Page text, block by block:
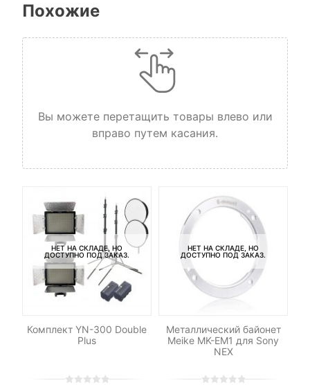
Похожие
Вы можете перетащить товары влево или
вправо путем касания.
НЕТ НА СКЛАДЕ, НО
ДОСТУПНО ПОД ЗАКАЗ.
Комплект YN-300 Double
Plus
НЕТ НА СКЛАДЕ, НО
ДОСТУПНО ПОД ЗАКАЗ.
Металлический байонет
Meike MK-EM1 для Sony
NEX